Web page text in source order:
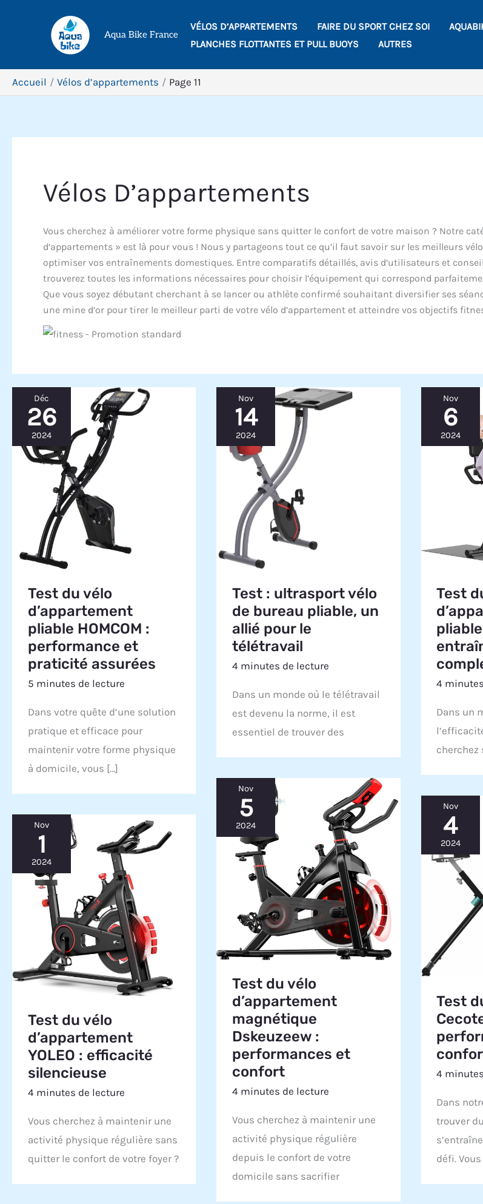
Aqua Bike France
VÉLOS D’APPARTEMENTS FAIRE DU SPORT CHEZ SOI
PLANCHES FLOTTANTES ET PULL BUOYS
AUTRES
Accueil Vélos d’appartements Page 11
Vélos D’appartements
Vous cherchez à améliorer votre forme physique sans quitter le confort de votre maison ? Notre
d’appartements » est là pour vous ! Nous y partageons tout ce qu’il faut savoir sur les meilleurs
optimiser vos entraînements domestiques. Entre comparatifs détaillés, avis d’utilisateurs et
trouverez toutes les informations nécessaires pour choisir l’équipement qui correspond
Que vous soyez débutant cherchant à se lancer ou athlète confirmé souhaitant diversifier ses
une mine d’or pour tirer le meilleur parti de votre vélo d’appartement et atteindre vos objectifs
Déc
26
2024
Test du vélo
d’appartement
pliable HOMCOM :
performance et
praticité assurées
5 minutes de lecture
Dans votre quête d’une solution
pratique et efficace pour
maintenir votre forme physique
à domicile, vous […]
Nov
14
2024
Test : ultrasport vélo
de bureau pliable, un
allié pour le
télétravail
4 minutes de lecture
Dans un monde où le télétravail
est devenu la norme, il est
essentiel de trouver des
Nov
6
2024
Test
4
Dans un
cherchez
Nov
5
2024
Test du vélo
d’appartement
magnétique
Dskeuzeew :
performances et
confort
4 minutes de lecture
Vous cherchez à maintenir une
activité physique régulière
depuis le confort de votre
domicile sans sacrifier
Nov
4
2024
Test
4
Dans
trouver
défi.
Nov
1
2024
Test du vélo
d’appartement
YOLEO : efficacité
silencieuse
4 minutes de lecture
Vous cherchez à maintenir une
activité physique régulière sans
quitter le confort de votre foyer ?